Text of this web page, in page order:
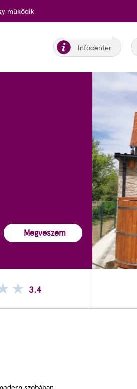
működik
Infocenter
Megveszem
3.4
szobában.